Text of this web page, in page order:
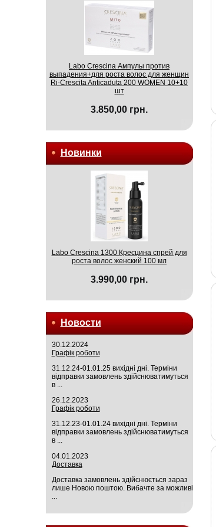
Labo Crescina Ампулы против
выпадения+для роста волос для женщин
Ri-Crescita Anticaduta 200 WOMEN 10+10
шт
3.850,00 грн.
Новинки
Labo Crescina 1300 Кресцина спрей для
роста волос женский 100 мл
3.990,00 грн.
Новости
30.12.2024
Графік роботи
31.12.24-01.01.25 вихідні дні. Терміни
відправки замовлень здійснюватимуться
в ...
26.12.2023
Графік роботи
31.12.23-01.01.24 вихідні дні. Терміни
відправки замовлень здійснюватимуться
в ...
04.01.2023
Доставка
Доставка замовлень здійснюється зараз
лише Новою поштою. Вибачте за можливі